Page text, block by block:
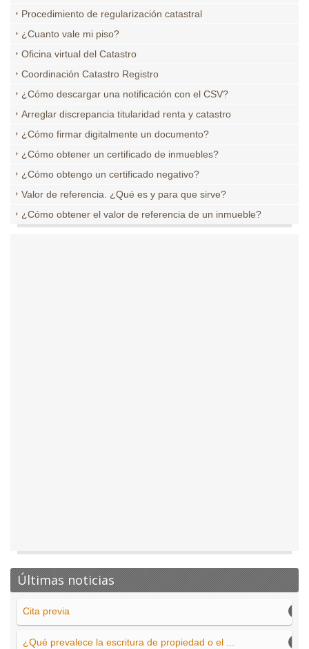
Procedimiento de regularización catastral
¿Cuanto vale mi piso?
Oficina virtual del Catastro
Coordinación Catastro Registro
¿Cómo descargar una notificación con el CSV?
Arreglar discrepancia titularidad renta y catastro
¿Cómo firmar digitalmente un documento?
¿Cómo obtener un certificado de inmuebles?
¿Cómo obtengo un certificado negativo?
Valor de referencia. ¿Qué es y para que sirve?
¿Cómo obtener el valor de referencia de un inmueble?
Últimas noticias
Cita previa
¿Qué prevalece la escritura de propiedad o el ...